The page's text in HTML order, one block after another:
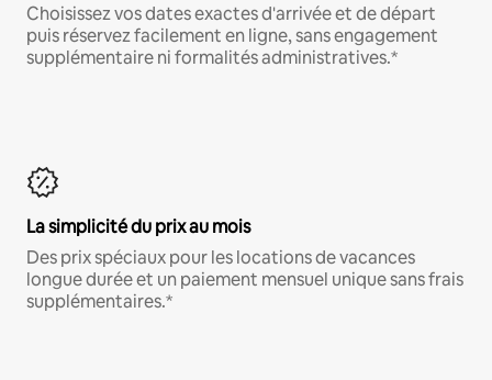
Choisissez vos dates exactes d'arrivée et de départ
puis réservez facilement en ligne, sans engagement
supplémentaire ni formalités administratives.*
La simplicité du prix au mois
Des prix spéciaux pour les locations de vacances
longue durée et un paiement mensuel unique sans frais
supplémentaires.*